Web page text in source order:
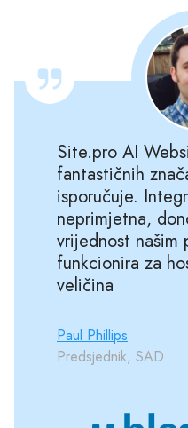
Site.pro AI
fantastičnih
isporučuje.
neprimjetna,
vrijednost našim
funkcionira za
veličina
Paul Phillips
Predsjednik, SAD